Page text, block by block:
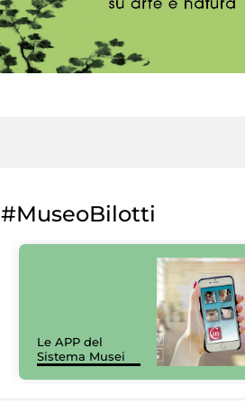
#MuseoBilotti
Le APP del
Sistema Musei